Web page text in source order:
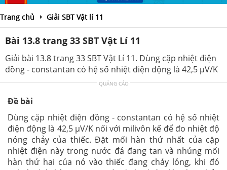
Trang chủ Giải SBT Vật lí 11
Bài 13.8 trang 33 SBT Vật Lí 11
Giải bài 13.8 trang 33 SBT Vật Lí 11. Dùng cặp nhiệt điện
đồng - constantan có hệ số nhiệt điện động là 42,5 μV/K
QUẢNG CÁO
Đề bài
Dùng cặp nhiệt điện đồng - constantan có hệ số nhiệt
điện động là 42,5 μV/K nối với milivôn kế để đo nhiệt độ
nóng chảy của thiếc. Đặt mối hàn thứ nhất của cặp
nhiệt điện này trong nước đá đang tan và nhúng mối
hàn thứ hai của nó vào thiếc đang chảy lỏng, khi đó